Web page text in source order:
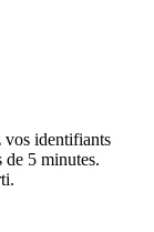
vos identifiants
5 minutes.